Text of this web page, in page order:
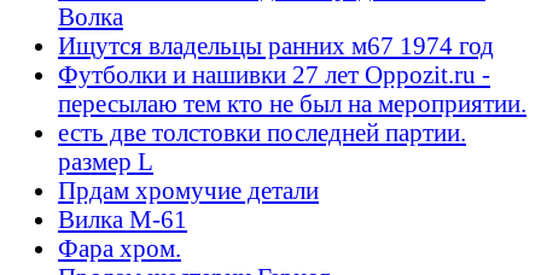
Волка
Ищутся владельцы ранних м67 1974 год
Футболки и нашивки 27 лет Oppozit.ru -
пересылаю тем кто не был на мероприятии.
есть две толстовки последней партии.
размер L
Прдам хромучие детали
Вилка М-61
Фара хром.